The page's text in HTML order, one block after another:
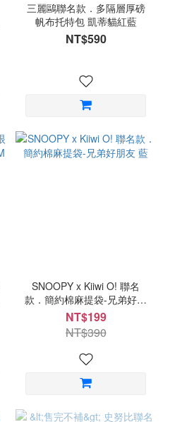
三麗鷗聯名款．多隔層厚磅
帆布托特包 凱蒂貓紅藍
NT$590
SNOOPY x Kiiwi O! 聯名
款．簡約棉麻提袋-兄弟好朋
友 藍
NT$199
NT$390